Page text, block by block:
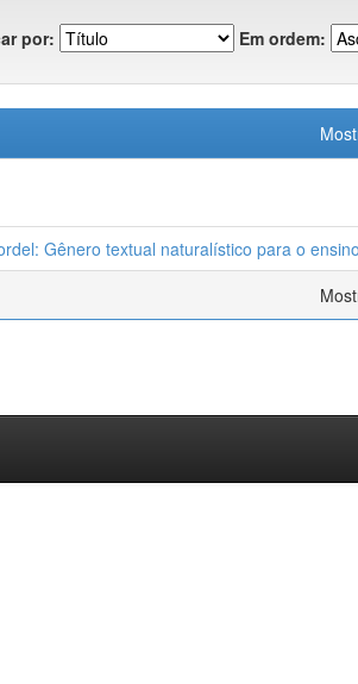
por: Em ordem:
Gênero textual naturalístico para o